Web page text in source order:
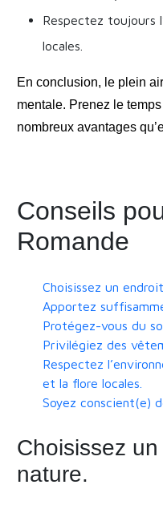
Respectez toujours
locales.
En conclusion, le plein
mentale. Prenez le
nombreux avantages
Conseils
Romande
Choisissez un
Apportez
Protégez-vous du
Privilégiez des
Respectez
et la flore locales.
Soyez conscient(e)
Choisissez
nature.